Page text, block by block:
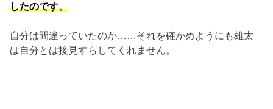
したのです。
自分は間違っていたのか……それを確かめようにも雄太
は自分とは接見すらしてくれません。